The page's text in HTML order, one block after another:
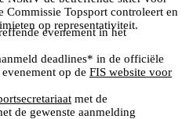
Commissie Topsport controleert en
op representativiteit.
evenement in het
deadlines* in de officiële
op de FIS website voor
met de
de gewenste aanmelding